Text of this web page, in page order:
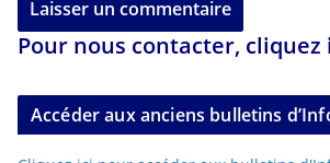
Pour nous contacter, cliquez
Accéder aux anciens bulletins